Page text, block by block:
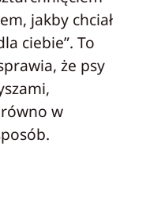
jakby chciał
ciebie”. To
że psy
w